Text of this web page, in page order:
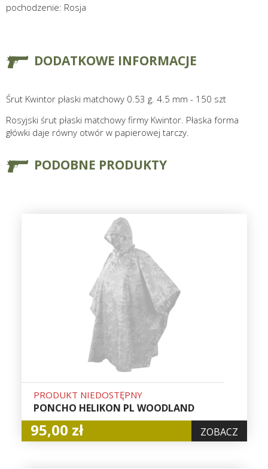
pochodzenie: Rosja
DODATKOWE INFORMACJE
Śrut Kwintor płaski matchowy 0.53 g. 4.5 mm - 150 szt
Rosyjski śrut płaski matchowy firmy Kwintor. Płaska forma
główki daje równy otwór w papierowej tarczy.
PODOBNE PRODUKTY
PRODUKT NIEDOSTĘPNY
PONCHO HELIKON PL WOODLAND
95,00 zł ZOBACZ